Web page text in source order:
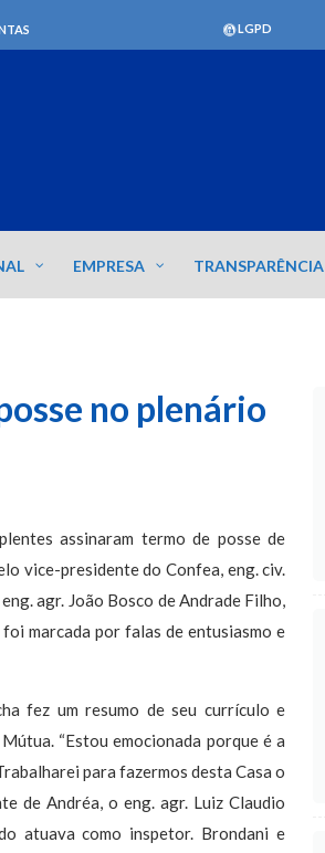
LGPD
EMPRESA TRANSPARÊNCIA
no plenário
assinaram termo de posse de
vice-presidente do Confea, eng. civ.
agr. João Bosco de Andrade Filho,
marcada por falas de entusiasmo e
fez um resumo de seu currículo e
“Estou emocionada porque é a
para fazermos desta Casa o
de Andréa, o eng. agr. Luiz Claudio
atuava como inspetor. Brondani e